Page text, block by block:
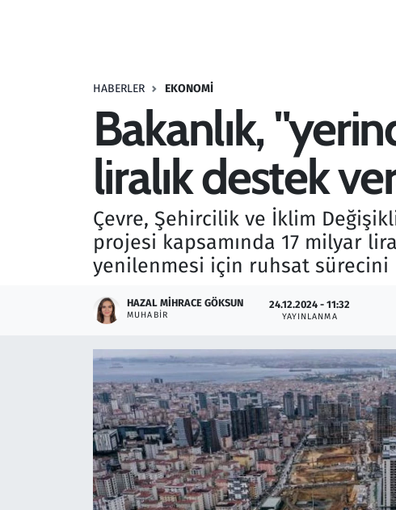
HABERLER EKONOMI
Bakanlık,
liralık destek
Çevre, Şehircilik ve İklim
projesi kapsamında 17 milyar
yenilenmesi için ruhsat sürecini
HAZAL MIHRACE GÖKSUN
MUHABIR
24.12.2024 - 11:32
YAYINLANMA
Savunma Sanayi
Televizyon